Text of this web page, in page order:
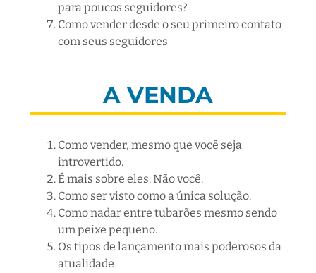
para poucos seguidores?
Como vender desde o seu primeiro contato
com seus seguidores
A VENDA
Como vender, mesmo que você seja
introvertido.
É mais sobre eles. Não você.
Como ser visto como a única solução.
Como nadar entre tubarões mesmo sendo
um peixe pequeno.
Os tipos de lançamento mais poderosos da
atualidade